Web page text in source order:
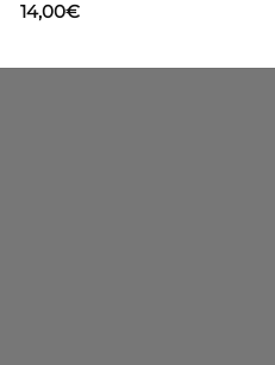
14,00€